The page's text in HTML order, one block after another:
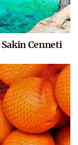
Sakin Cenneti